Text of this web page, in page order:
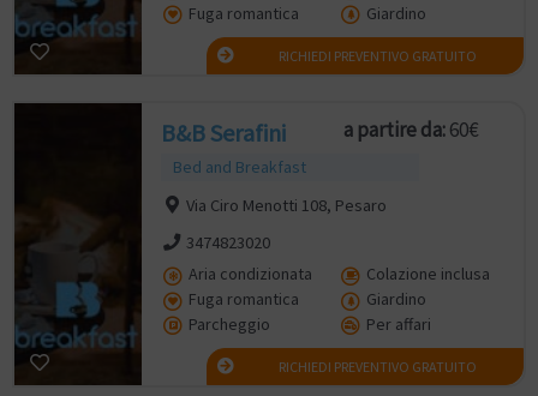
Fuga romantica
Giardino
RICHIEDI PREVENTIVO GRATUITO
B&B Serafini
Bed and Breakfast
a partire da:60€
Via Ciro Menotti 108, Pesaro
3474823020
Aria condizionata
Colazione inclusa
Fuga romantica
Giardino
Parcheggio
Per affari
RICHIEDI PREVENTIVO GRATUITO